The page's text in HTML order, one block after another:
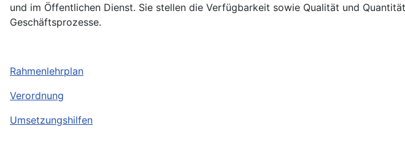
und im Öffentlichen Dienst. Sie stellen die Verfügbarkeit sowie Qualität und
Geschäftsprozesse.
Rahmenlehrplan
Verordnung
Umsetzungshilfen